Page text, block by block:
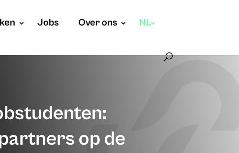
Jobs Over ons NL
op de